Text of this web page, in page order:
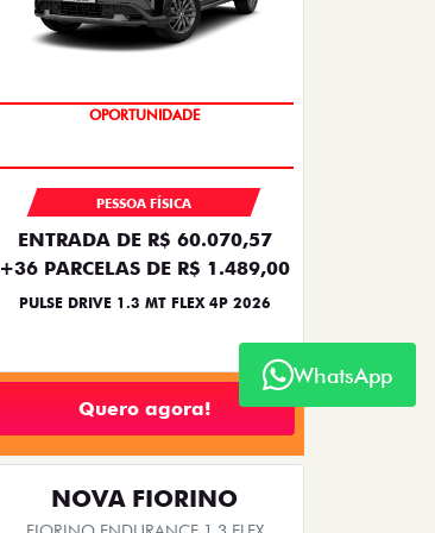
NOVA VERSÃO
PESSOA FÍSICA
ENTRADA DE R$ 60.070,57
+36 PARCELAS DE R$ 1.489,00
PULSE DRIVE 1.3 MT FLEX 4P 2026
Quero agora!
NOVA FIORINO
WhatsApp